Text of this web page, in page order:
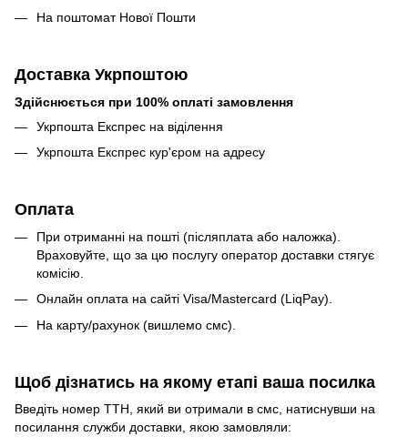
На поштомат Нової Пошти
Доставка Укрпоштою
Здійснюється при 100% оплаті замовлення
Укрпошта Експрес на віділення
Укрпошта Експрес кур'єром на адресу
Оплата
При отриманні на пошті (післяплата або наложка).
Враховуйте, що за цю послугу оператор доставки стягує
комісію.
Онлайн оплата на сайті Visa/Mastercard (LiqPay).
На карту/рахунок (вишлемо смс).
Щоб дізнатись на якому етапі ваша посилка
Введіть номер ТТН, який ви отримали в смс, натиснувши на
посилання служби доставки, якою замовляли: